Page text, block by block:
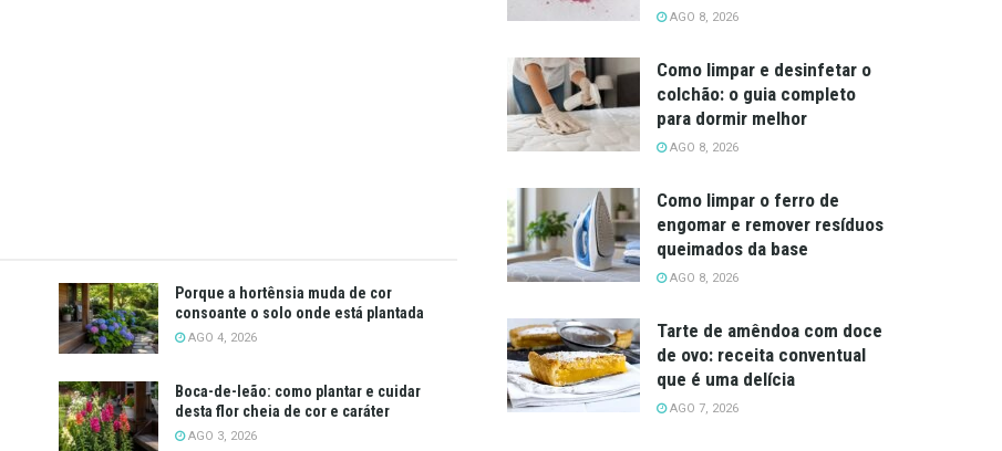
Porque a hortênsia muda de cor
consoante o solo onde está plantada
AGO 4, 2026
Boca-de-leão: como plantar e cuidar
desta flor cheia de cor e caráter
AGO 3, 2026
AGO 8, 2026
Como limpar e desinfetar o
colchão: o guia completo
para dormir melhor
AGO 8, 2026
Como limpar o ferro de
engomar e remover resíduos
queimados da base
AGO 8, 2026
Tarte de amêndoa com doce
de ovo: receita conventual
que é uma delícia
AGO 7, 2026